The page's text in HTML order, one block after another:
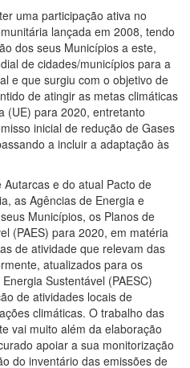
uma participação ativa no
lançada em 2008, tendo
dos seus Municípios a este,
de cidades/municípios para a
e que surgiu com o objetivo de
de atingir as metas climáticas
(UE) para 2020, entretanto
inicial de redução de Gases
a incluir a adaptação às
e do atual Pacto de
as Agências de Energia e
Municípios, os Planos de
(PAES) para 2020, em matéria
de atividade que relevam das
atualizados para os
Sustentável (PAESC)
de atividades locais de
climáticas. O trabalho das
vai muito além da elaboração
apoiar a sua monitorização
do inventário das emissões de